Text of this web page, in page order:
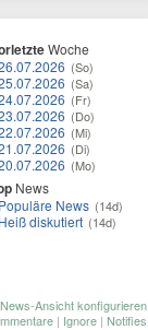
Woche
(So)
(Sa)
(Fr)
(Do)
(Mi)
(Di)
(Mo)
News
Populäre News (14d)
Heiß diskutiert (14d)
News-Ansicht konfigurieren
| Ignore | Notifies